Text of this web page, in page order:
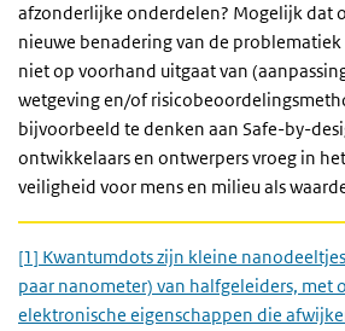
afzonderlijke onderdelen? Mogelijk dat
nieuwe benadering van de
niet op voorhand uitgaat van
wetgeving en/of
bijvoorbeeld te denken aan Safe-by-
ontwikkelaars en ontwerpers vroeg in
veiligheid voor mens en milieu als
[1] Kwantumdots zijn kleine
paar nanometer) van halfgeleiders, met
elektronische eigenschappen die